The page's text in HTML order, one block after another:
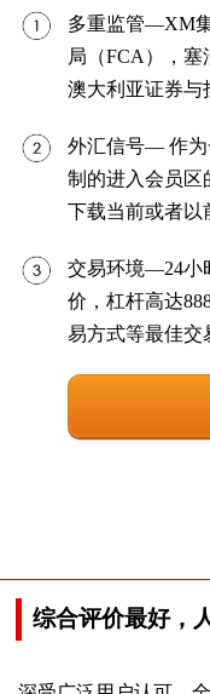
多重监管—XM
局（FCA），塞
澳大利亚证券与
外汇信号— 作为
制的进入会员区
下载当前或者以
交易环境—24小
价，杠杆高达
易方式等最佳
综合评价最好，